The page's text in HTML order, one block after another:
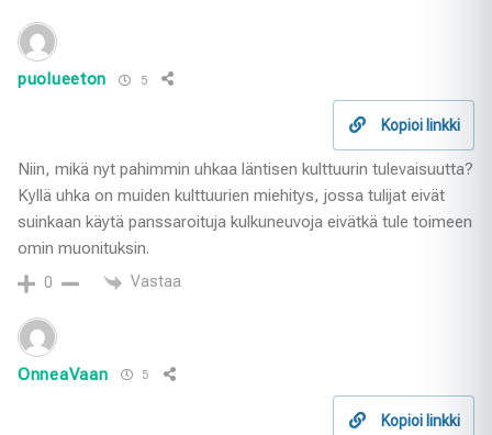
puolueeton 5
Kopioi linkki
Niin, mikä nyt pahimmin uhkaa läntisen kulttuurin tulevaisuutta?
Kyllä uhka on muiden kulttuurien miehitys, jossa tulijat eivät
suinkaan käytä panssaroituja kulkuneuvoja eivätkä tule toimeen
omin muonituksin.
0 Vastaa
OnneaVaan 5
Kopioi linkki